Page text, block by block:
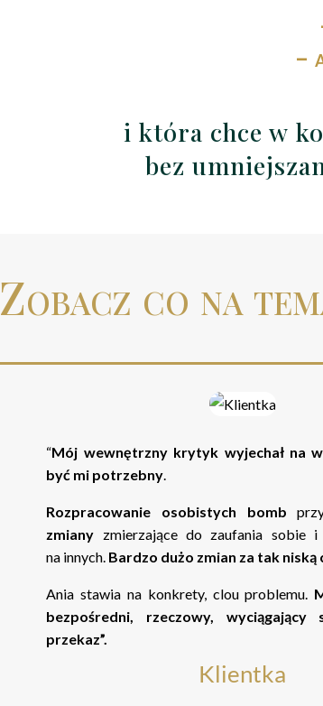
–
i która chce w
bez
Zobacz co na
“Mój wewnętrzny krytyk wyjechał na
być mi potrzebny.
Rozpracowanie osobistych bomb
zmiany zmierzające do zaufania sobie
na innych. Bardzo dużo zmian za tak niską
Ania stawia na konkrety, clou problemu.
bezpośredni, rzeczowy, wyciągający
przekaz”.
Klientka